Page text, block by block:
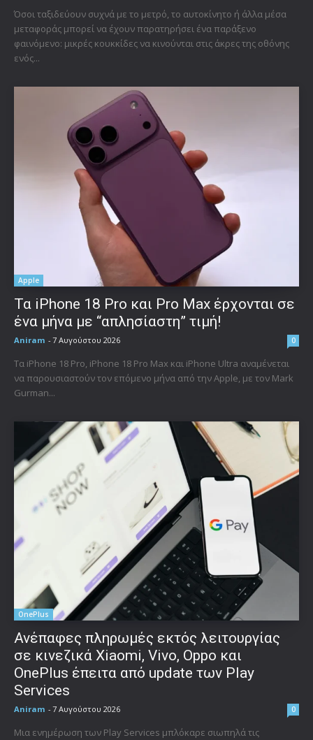
Όσοι ταξιδεύουν συχνά με το μετρό, το αυτοκίνητο ή άλλα μέσα
μεταφοράς μπορεί να έχουν παρατηρήσει ένα παράξενο
φαινόμενο: μικρές κουκκίδες να κινούνται στις άκρες της οθόνης
ενός...
Apple
Τα iPhone 18 Pro και Pro Max έρχονται σε
ένα μήνα με “απλησίαστη” τιμή!
Aniram - 7 Αυγούστου 2026 0
Τα iPhone 18 Pro, iPhone 18 Pro Max και iPhone Ultra αναμένεται
να παρουσιαστούν τον επόμενο μήνα από την Apple, με τον Mark
Gurman...
OnePlus
Ανέπαφες πληρωμές εκτός λειτουργίας
σε κινεζικά Xiaomi, Vivo, Oppo και
OnePlus έπειτα από update των Play
Services
Aniram - 7 Αυγούστου 2026 0
Μια ενημέρωση των Play Services μπλόκαρε σιωπηλά τις